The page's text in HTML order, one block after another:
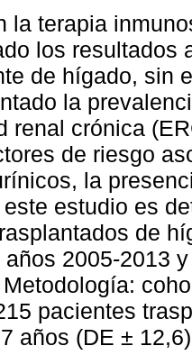
la terapia
los resultados
de hígado, sin
la
renal crónica
de riesgo
la
estudio es
de
años 2005-2013
pacientes
años (DE ±